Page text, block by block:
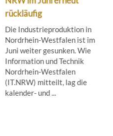
rückläufig
Die Industrieproduktion in
Nordrhein-Westfalen ist im
Juni weiter gesunken. Wie
Information und Technik
Nordrhein-Westfalen
(IT.NRW) mitteilt, lag die
kalender- und ...